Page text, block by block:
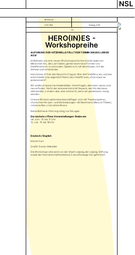
NSL
Theatersaal
12.07.2026 Sonntag 15:00
+14
HERO(IN)ES -
Workshopreihe
AUFGRUND DER HITZEWELLE FÄLLT DER TERMIN AM 28.6. LEIDER
AUS!
Im Rahmen unserer neuen Workshopreihe Hero(in)es laden wir
Menschen ein, die Lust haben, gemeinsam neue Formen von
Held*innentum zu erkunden: Spielerisch, mit dem Körper, mit der
Stimme und miteinander.
Hero(in)es öffnet den Raum für Fragen: Wer darf Held*in sein, und wer
entscheidet das eigentlich? Kann man Held*in sein, ohne dass es
jemand sieht?
Wir wollen klassische Heldenbilder hinterfragen, dekonstruieren und
neu erfinden. Nicht der einsame Held mit Sixpack, der Hindernisse
überwindet, sondern das, was entsteht, wenn wir gemeinsam mutig
werden.
Unsere Workshoptermine beschäftigen sich mit Theaterspielen,
chorischen Körper- und Stimmübungen mit Rami Hariri, Manuel Thielen,
Johanna Rex und Letizia Rivera.
Keine Bühnenerfahrung nötig, nur Neugier.
Die nächste offene Veranstaltungen finden am
28. Juni - 15 bis 17 Uhr
12. Juli - 15 bis 18 Uhr
Deutsch / English
Eintritt frei!
Grafik: Daniel Adlmüller
Die Workshopreihe wird von der Stadt Leipzig, der Leipzig Stiftung
sowie der Gemeinschaftsinitiative Zukunftswege Ost gefördert.